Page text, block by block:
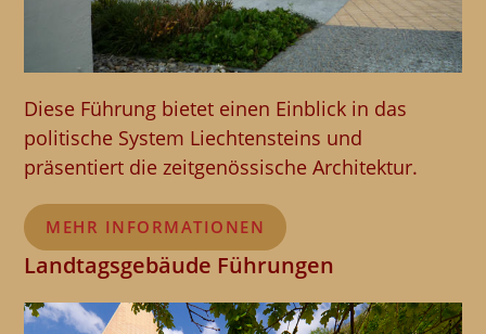
Diese Führung bietet einen Einblick in das
politische System Liechtensteins und
präsentiert die zeitgenössische Architektur.
MEHR INFORMATIONEN
Landtagsgebäude Führungen